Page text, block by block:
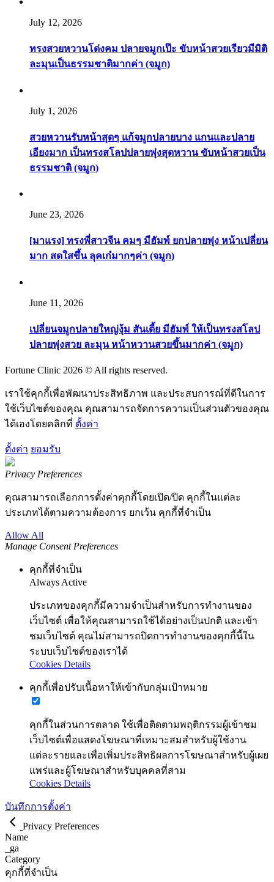
July 12, 2026
ทรงสวยหวานโด่งคม ปลายจมูกเป๊ะ ขับหน้าสวยเรียวมีมิติ
ละมุนเป็นธรรมชาติมากค่า (จมูก)
July 1, 2026
สวยหวานรับหน้าสุดๆ แก้จมูกปลายบาง แกนและปลาย
เอียงมาก เป็นทรงสโลปปลายพุ่งสุดหวาน ขับหน้าสวยเป็น
ธรรมชาติ (จมูก)
June 23, 2026
[มาแรง] ทรงพี่สาวจีน คมๆ มีฮัมพ์ ยกปลายพุ่ง หน้าเปลี่ยน
มาก สดใสขึ้น ลุคเก๋มากๆค่า (จมูก)
June 11, 2026
เปลี่ยนจมูกปลายใหญ่งุ้ม สันเตี้ย มีฮัมพ์ ให้เป็นทรงสโลป
ปลายพุ่งสวย ละมุน หน้าหวานสวยขึ้นมากค่า (จมูก)
Fortune Clinic 2026 © All rights reserved.
เราใช้คุกกี้เพื่อพัฒนาประสิทธิภาพ และประสบการณ์ที่ดีในการ
ใช้เว็บไซต์ของคุณ คุณสามารถจัดการความเป็นส่วนตัวของคุณ
ได้เองโดยคลิกที่ ตั้งค่า
ตั้งค่า ยอมรับ
Privacy Preferences
คุณสามารถเลือกการตั้งค่าคุกกี้โดยเปิด/ปิด คุกกี้ในแต่ละ
ประเภทได้ตามความต้องการ ยกเว้น คุกกี้ที่จำเป็น
Allow All
Manage Consent Preferences
คุกกี้ที่จำเป็น
Always Active
ประเภทของคุกกี้มีความจำเป็นสำหรับการทำงานของ
เว็บไซต์ เพื่อให้คุณสามารถใช้ได้อย่างเป็นปกติ และเข้า
ชมเว็บไซต์ คุณไม่สามารถปิดการทำงานของคุกกี้นี้ใน
ระบบเว็บไซต์ของเราได้
Cookies Details
คุกกี้เพื่อปรับเนื้อหาให้เข้ากับกลุ่มเป้าหมาย
คุกกี้ในส่วนการตลาด ใช้เพื่อติดตามพฤติกรรมผู้เข้าชม
เว็บไซต์เพื่อแสดงโฆษณาที่เหมาะสมสำหรับผู้ใช้งาน
แต่ละรายและเพื่อเพิ่มประสิทธิผลการโฆษณาสำหรับผู้เผย
แพร่และผู้โฆษณาสำหรับบุคคลที่สาม
Cookies Details
บันทึกการตั้งค่า
Privacy Preferences
Name
_ga
Category
คุกกี้ที่จำเป็น